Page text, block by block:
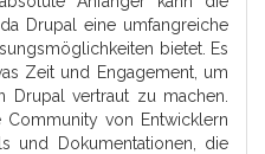
Drupal eine umfangreiche
bietet. Es
Zeit und Engagement, um
vertraut zu machen.
von Entwicklern
und Dokumentationen, die